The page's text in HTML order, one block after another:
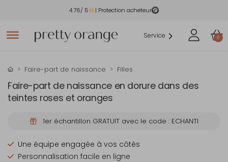
4.76/ 5 | Protection acheteur
Service 0
Faire-part de naissance Filles
Faire-part de naissance en dorure dans des
teintes roses et oranges
1er échantillon GRATUIT avec le code : ECHANTI
Une équipe engagée à vos côtés
Personnalisation facile en ligne